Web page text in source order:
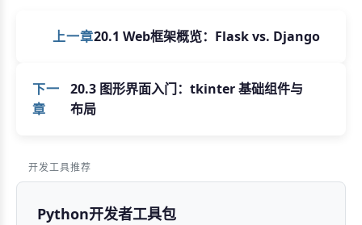
上一章20.1 Web框架概览：Flask vs. Django
下一
章
20.3 图形界面入门：tkinter 基础组件与
布局
开发工具推荐
Python开发者工具包